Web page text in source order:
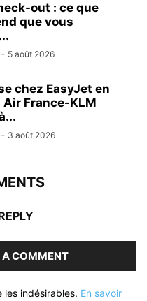
out : ce que
que vous
- 5 août 2026
chez EasyJet en
Air France-KLM
- 3 août 2026
A COMMENT
les indésirables. En savoir